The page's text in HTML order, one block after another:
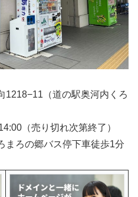
1218−11（道の駅奥河内くろ
（売り切れ次第終了）
まろの郷バス停下車徒歩1分